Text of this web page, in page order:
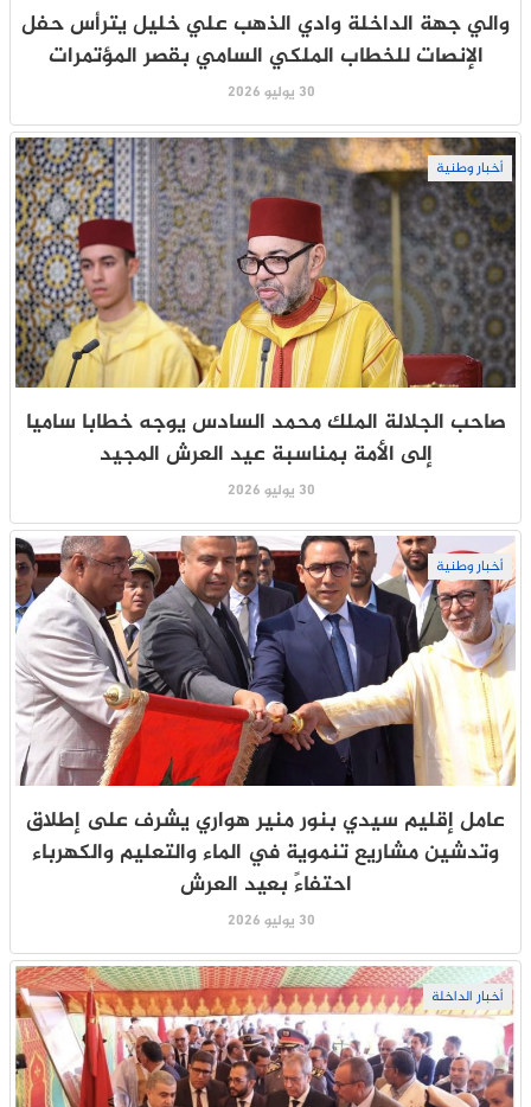
والي جهة الداخلة وادي الذهب علي خليل يترأس حفل
الإنصات للخطاب الملكي السامي بقصر المؤتمرات
30 يوليو 2026
أخبار وطنية
صاحب الجلالة الملك محمد السادس يوجه خطابا ساميا
إلى الأمة بمناسبة عيد العرش المجيد
30 يوليو 2026
أخبار وطنية
عامل إقليم سيدي بنور منير هواري يشرف على إطلاق
وتدشين مشاريع تنموية في الماء والتعليم والكهرباء
احتفاءً بعيد العرش
30 يوليو 2026
أخبار الداخلة